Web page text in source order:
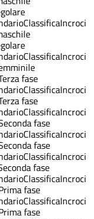
ClassificaIncroci
ClassificaIncroci
fase
ClassificaIncroci
fase
ClassificaIncroci
fase
ClassificaIncroci
fase
ClassificaIncroci
fase
ClassificaIncroci
fase
ClassificaIncroci
fase